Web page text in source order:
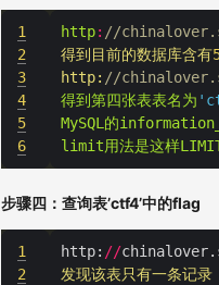
1
2
3
4
5
6
http: //chinalover.
得到目前的数据库含有
http: //
得到第四张表表名为
MySQL的
limit用法是这样
步骤四：查询表’ctf4’中的flag
1
2
http: //
发现该表只有一条记录